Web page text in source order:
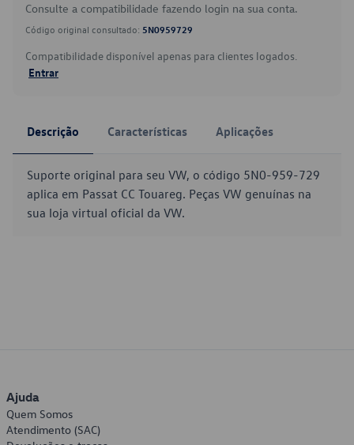
Consulte a compatibilidade fazendo login na sua conta.
Código original consultado: 5N0959729
Compatibilidade disponível apenas para clientes logados.
Entrar
Descrição Características Aplicações
Suporte original para seu VW, o código 5N0-959-729
aplica em Passat CC Touareg. Peças VW genuínas na
sua loja virtual oficial da VW.
Ajuda
Quem Somos
Atendimento (SAC)